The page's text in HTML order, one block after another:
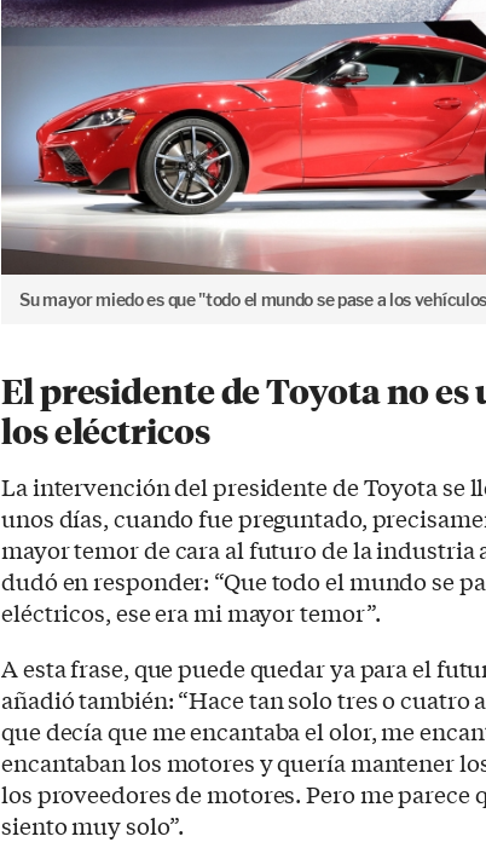
Su mayor miedo es que "todo el mundo se pase a los
El presidente de Toyota no es
los eléctricos
La intervención del presidente de Toyota se
unos días, cuando fue preguntado,
mayor temor de cara al futuro de la industria
dudó en responder: “Que todo el mundo se
eléctricos, ese era mi mayor temor”.
A esta frase, que puede quedar ya para el
añadió también: “Hace tan solo tres o cuatro
que decía que me encantaba el olor, me
encantaban los motores y quería mantener
los proveedores de motores. Pero me parece
siento muy solo”.